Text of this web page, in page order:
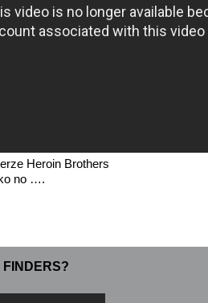
Heroin Brothers
no ….
FINDERS?